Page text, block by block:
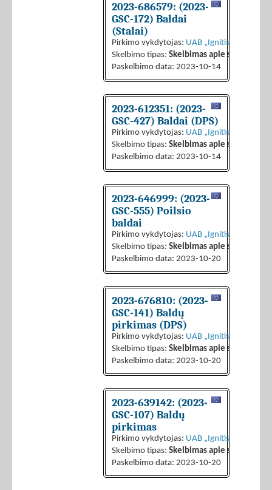
2023-686579: (2023-
GSC-172) Baldai
(Stalai)
Pirkimo vykdytojas: UAB „Ignitis grupės
Skelbimo tipas: Skelbimas apie sutarties
Paskelbimo data: 2023-10-14
2023-612351: (2023-
GSC-427) Baldai (DPS)
Pirkimo vykdytojas: UAB „Ignitis grupės
Skelbimo tipas: Skelbimas apie sutarties
Paskelbimo data: 2023-10-14
2023-646999: (2023-
GSC-555) Poilsio
baldai
Pirkimo vykdytojas: UAB „Ignitis grupės
Skelbimo tipas: Skelbimas apie sutarties
Paskelbimo data: 2023-10-20
2023-676810: (2023-
GSC-141) Baldų
pirkimas (DPS)
Pirkimo vykdytojas: UAB „Ignitis grupės
Skelbimo tipas: Skelbimas apie sutarties
Paskelbimo data: 2023-10-20
2023-639142: (2023-
GSC-107) Baldų
pirkimas
Pirkimo vykdytojas: UAB „Ignitis grupės
Skelbimo tipas: Skelbimas apie sutarties
Paskelbimo data: 2023-10-20